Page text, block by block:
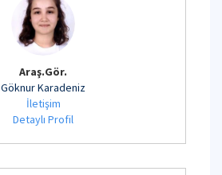
Araş.Gör.
Göknur Karadeniz
İletişim
Detaylı Profil